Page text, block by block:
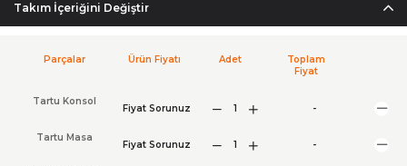
Takım İçeriğini Değiştir
Parçalar Ürün Fiyatı Adet
Toplam
Fiyat
Tartu Konsol
Fiyat Sorunuz -
Tartu Masa
Fiyat Sorunuz -